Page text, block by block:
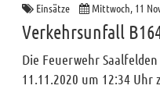
Einsätze Mittwoch, 11
Verkehrsunfall
Die Feuerwehr
11.11.2020 um 12:34